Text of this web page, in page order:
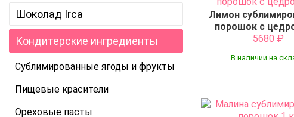
Шоколад Irca
Кондитерские ингредиенты
Сублимированные ягоды и фрукты
Пищевые красители
Ореховые пасты
Лимон
порошок c
5680 ₽
В наличии на